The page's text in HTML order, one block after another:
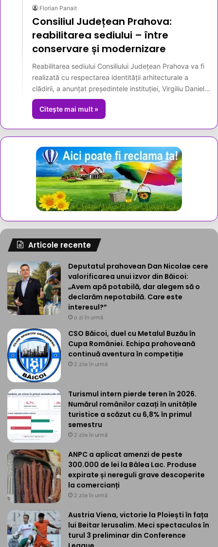
Florian Panait
Consiliul Județean Prahova:
reabilitarea sediului – între
conservare și modernizare
Reabilitarea sediului Consiliului Județean Prahova va fi
realizată cu respectarea identității arhitecturale a
clădirii, a anunțat președintele instituției, Virgiliu Daniel…
Citește mai mult »
Articole recente
Deputatul prahovean Dan Nicolae cere
valorificarea unui izvor din Băicoi:
„Avem apă potabilă, dar alegem să o
declarăm nepotabilă. Care este
interesul?”
o zi în urmă
CSO Băicoi, duel cu Metalul Buzău în
Cupa României. Echipa prahoveană
continuă aventura în competiție
2 zile în urmă
Turismul intern pierde teren în 2026.
Numărul românilor cazați în unitățile
turistice a scăzut cu 6,8% în primul
semestru
2 zile în urmă
ANPC a aplicat amenzi de peste
300.000 de lei la Bâlea Lac. Produse
expirate și nereguli grave descoperite
la comercianți
2 zile în urmă
Austria Viena, victorie la Ploiești în fața
lui Beitar Ierusalim. Meci spectaculos în
turul 3 preliminar din Conference